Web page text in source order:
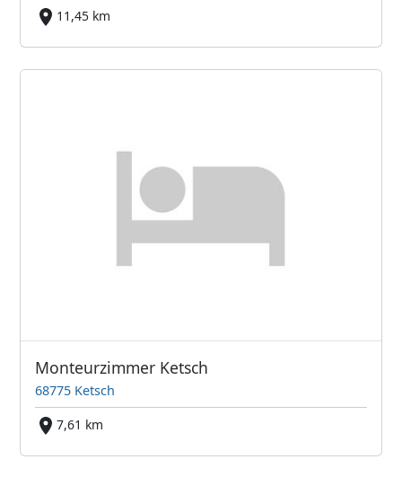
11,45 km
Monteurzimmer Ketsch
68775 Ketsch
7,61 km